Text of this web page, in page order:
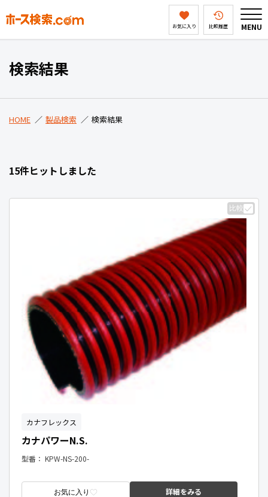
お気に入り 比較履歴 MENU
製品検索
会社案内
検索結果
HOME 製品検索 検索結果
15件ヒットしました
比較
カナフレックス
カナパワーN.S.
型番： KPW-NS-200-
お気に入り 詳細をみる